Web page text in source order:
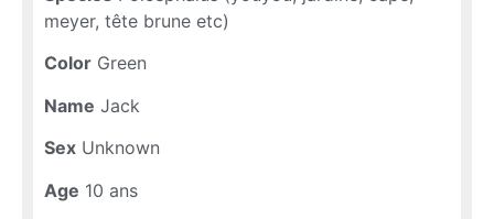
meyer, tête brune etc)
Color Green
Name Jack
Sex Unknown
Age 10 ans